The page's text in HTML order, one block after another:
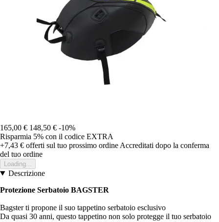
165,00 € 148,50 € -10%
Risparmia 5% con il codice EXTRA
+7,43 € offerti sul tuo prossimo ordine Accreditati dopo la conferma
del tuo ordine
Loading...
Descrizione
Protezione Serbatoio BAGSTER
Bagster ti propone il suo tappetino serbatoio esclusivo
Da quasi 30 anni, questo tappetino non solo protegge il tuo serbatoio